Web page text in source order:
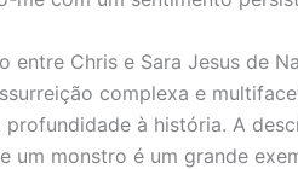
entre Chris e Sara Jesus de
complexa e
profundidade à história. A
um monstro é um grande